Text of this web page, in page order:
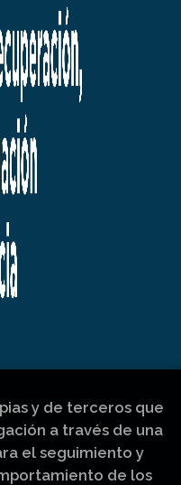
y de terceros que
a través de una
el seguimiento y
de los